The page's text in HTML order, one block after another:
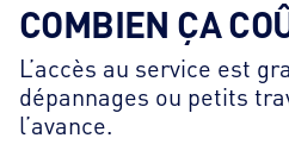
COMBIEN ÇA
L’accès au service est
dépannages ou petits
l’avance.